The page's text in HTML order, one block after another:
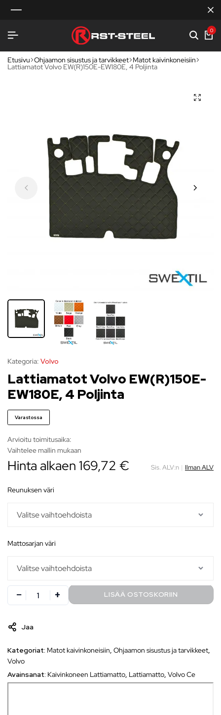
0
Etusivu Ohjaamon sisustus ja tarvikkeet Matot kaivinkoneisiin
Lattiamatot Volvo EW(R)150E-EW180E, 4 Poljinta
Kategoria: Volvo
Lattiamatot Volvo EW(R)150E-
EW180E, 4 Poljinta
Varastossa
Arvioitu toimitusaika:
Vaihtelee mallin mukaan
Hinta alkaen 169,72 € Sis. ALV:n | Ilman ALV
reunuksen väri
mattosarjan väri
LISÄÄ OSTOSKORIIN
Jaa
Kategoriat: Matot kaivinkoneisiin, Ohjaamon sisustus ja tarvikkeet,
Volvo
Avainsanat: Kaivinkoneen Lattiamatto, Lattiamatto, Volvo Ce